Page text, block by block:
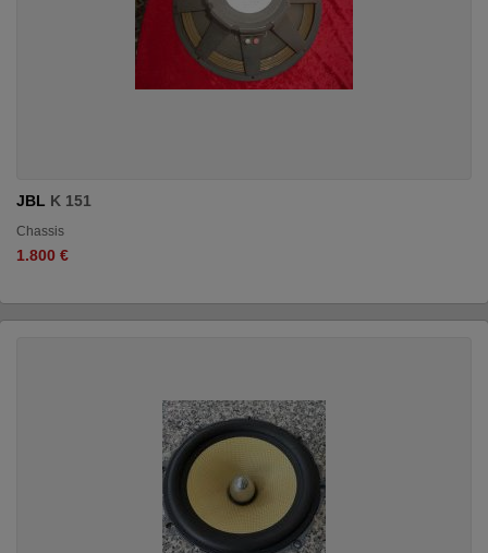
JBL K 151
Chassis
1.800 €